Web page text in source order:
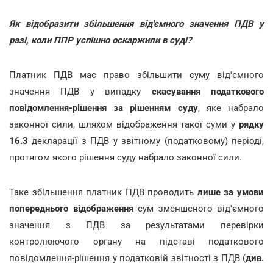
Як відобразити збільшення від'ємного значення ПДВ у
разі, коли ППР успішно оскаржили в суді?
Платник ПДВ має право збільшити суму від'ємного
значення ПДВ у випадку скасування податкового
повідомлення-рішення за рішенням суду, яке набрало
законної сили, шляхом відображення такої суми у рядку
16.3 декларації з ПДВ у звітному (податковому) періоді,
протягом якого рішення суду набрало законної сили.
Таке збільшення платник ПДВ проводить лише за умови
попереднього відображеннясум зменшеного від'ємного
значення з ПДВ за результатами перевірки
контролюючого органу на підставі податкового
повідомлення-рішення у податковій звітності з ПДВ (див.